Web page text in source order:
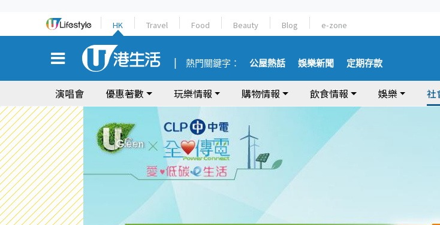
HK Travel Food Beauty Blog e-zone
熱門關鍵字： 公屋熱話 娛樂新聞 定期存款
演唱會 優惠著數 玩樂情報 購物情報 飲食情報 娛樂 社